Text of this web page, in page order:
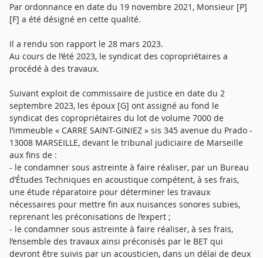
Par ordonnance en date du 19 novembre 2021, Monsieur [P]
[F] a été désigné en cette qualité.
Il a rendu son rapport le 28 mars 2023.
Au cours de l’été 2023, le syndicat des copropriétaires a
procédé à des travaux.
Suivant exploit de commissaire de justice en date du 2
septembre 2023, les époux [G] ont assigné au fond le
syndicat des copropriétaires du lot de volume 7000 de
l’immeuble « CARRE SAINT-GINIEZ » sis 345 avenue du Prado -
13008 MARSEILLE, devant le tribunal judiciaire de Marseille
aux fins de :
- le condamner sous astreinte à faire réaliser, par un Bureau
d’Études Techniques en acoustique compétent, à ses frais,
une étude réparatoire pour déterminer les travaux
nécessaires pour mettre fin aux nuisances sonores subies,
reprenant les préconisations de l’expert ;
- le condamner sous astreinte à faire réaliser, à ses frais,
l’ensemble des travaux ainsi préconisés par le BET qui
devront être suivis par un acousticien, dans un délai de deux